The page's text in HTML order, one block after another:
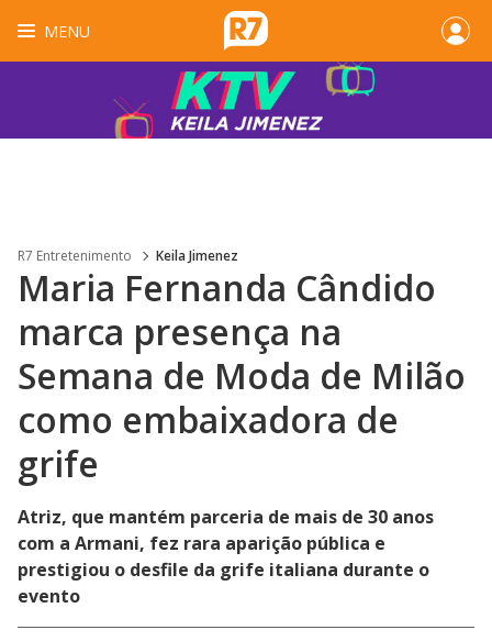
MENU
R7 Entretenimento Keila Jimenez
Maria Fernanda Cândido
marca presença na
Semana de Moda de Milão
como embaixadora de
grife
Atriz, que mantém parceria de mais de 30 anos
com a Armani, fez rara aparição pública e
prestigiou o desfile da grife italiana durante o
evento